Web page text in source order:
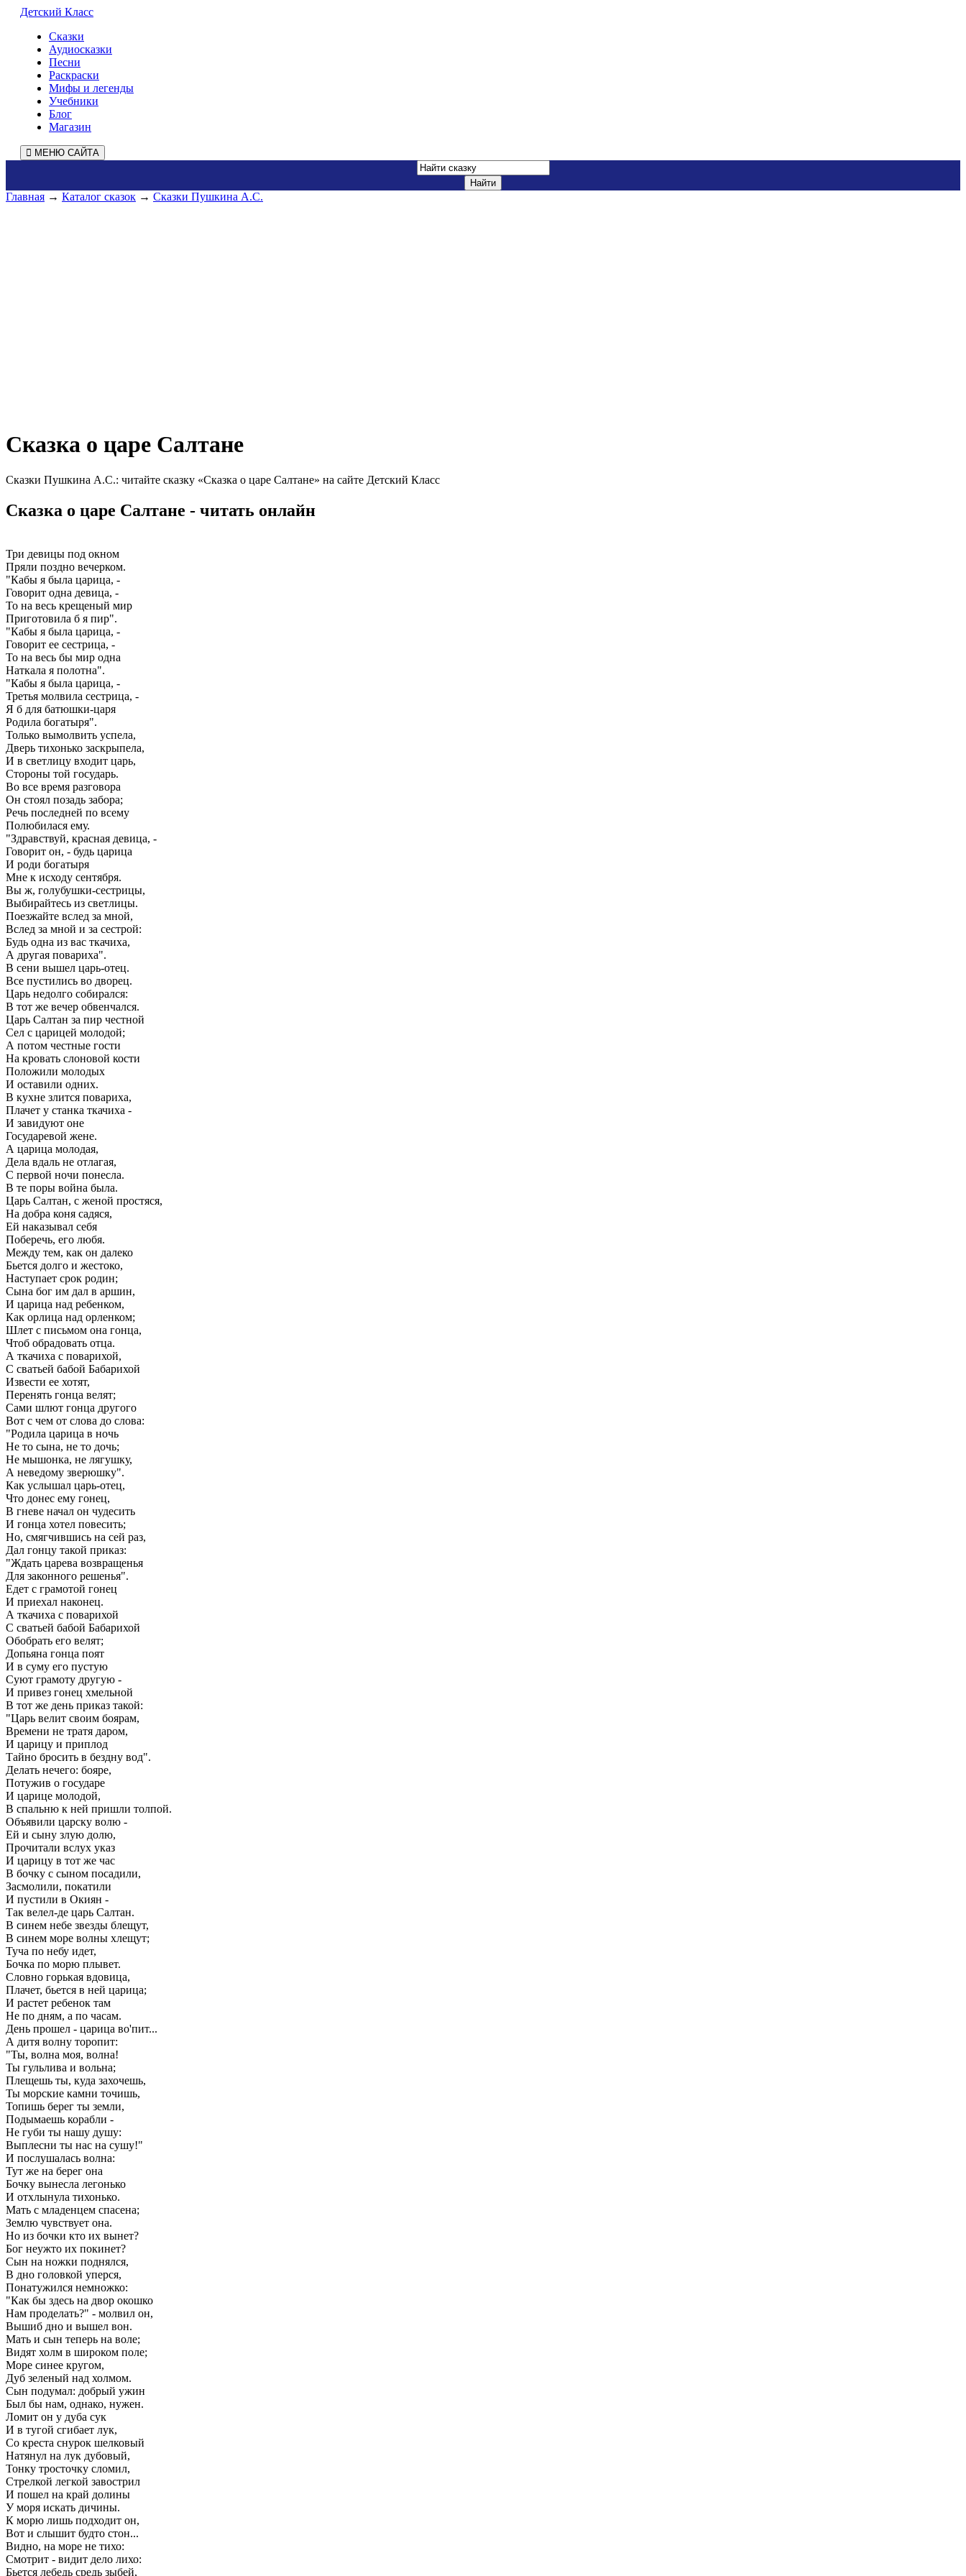
Детский Класс
Сказки
Аудиосказки
Песни
Раскраски
Мифы и легенды
Учебники
Блог
Магазин
МЕНЮ САЙТА
Главная → Каталог сказок → Сказки Пушкина А.С.
Сказка о царе Салтане
Сказки Пушкина А.С.: читайте сказку «Сказка о царе Салтане» на сайте Детский Класс
Сказка о царе Салтане - читать онлайн
Три девицы под окном
Пряли поздно вечерком.
"Кабы я была царица, -
Говорит одна девица, -
То на весь крещеный мир
Приготовила б я пир".
"Кабы я была царица, -
Говорит ее сестрица, -
То на весь бы мир одна
Наткала я полотна".
"Кабы я была царица, -
Третья молвила сестрица, -
Я б для батюшки-царя
Родила богатыря".
Только вымолвить успела,
Дверь тихонько заскрыпела,
И в светлицу входит царь,
Стороны той государь.
Во все время разговора
Он стоял позадь забора;
Речь последней по всему
Полюбилася ему.
"Здравствуй, красная девица, -
Говорит он, - будь царица
И роди богатыря
Мне к исходу сентября.
Вы ж, голубушки-сестрицы,
Выбирайтесь из светлицы.
Поезжайте вслед за мной,
Вслед за мной и за сестрой:
Будь одна из вас ткачиха,
А другая повариха".
В сени вышел царь-отец.
Все пустились во дворец.
Царь недолго собирался:
В тот же вечер обвенчался.
Царь Салтан за пир честной
Сел с царицей молодой;
А потом честные гости
На кровать слоновой кости
Положили молодых
И оставили одних.
В кухне злится повариха,
Плачет у станка ткачиха -
И завидуют оне
Государевой жене.
А царица молодая,
Дела вдаль не отлагая,
С первой ночи понесла.
В те поры война была.
Царь Салтан, с женой простяся,
На добра коня садяся,
Ей наказывал себя
Поберечь, его любя.
Между тем, как он далеко
Бьется долго и жестоко,
Наступает срок родин;
Сына бог им дал в аршин,
И царица над ребенком,
Как орлица над орленком;
Шлет с письмом она гонца,
Чтоб обрадовать отца.
А ткачиха с поварихой,
С сватьей бабой Бабарихой
Извести ее хотят,
Перенять гонца велят;
Сами шлют гонца другого
Вот с чем от слова до слова:
"Родила царица в ночь
Не то сына, не то дочь;
Не мышонка, не лягушку,
А неведому зверюшку".
Как услышал царь-отец,
Что донес ему гонец,
В гневе начал он чудесить
И гонца хотел повесить;
Но, смягчившись на сей раз,
Дал гонцу такой приказ:
"Ждать царева возвращенья
Для законного решенья".
Едет с грамотой гонец
И приехал наконец.
А ткачиха с поварихой
С сватьей бабой Бабарихой
Обобрать его велят;
Допьяна гонца поят
И в суму его пустую
Суют грамоту другую -
И привез гонец хмельной
В тот же день приказ такой:
"Царь велит своим боярам,
Времени не тратя даром,
И царицу и приплод
Тайно бросить в бездну вод".
Делать нечего: бояре,
Потужив о государе
И царице молодой,
В спальню к ней пришли толпой.
Объявили царску волю -
Ей и сыну злую долю,
Прочитали вслух указ
И царицу в тот же час
В бочку с сыном посадили,
Засмолили, покатили
И пустили в Окиян -
Так велел-де царь Салтан.
В синем небе звезды блещут,
В синем море волны хлещут;
Туча по небу идет,
Бочка по морю плывет.
Словно горькая вдовица,
Плачет, бьется в ней царица;
И растет ребенок там
Не по дням, а по часам.
День прошел - царица во'пит...
А дитя волну торопит:
"Ты, волна моя, волна!
Ты гульлива и вольна;
Плещешь ты, куда захочешь,
Ты морские камни точишь,
Топишь берег ты земли,
Подымаешь корабли -
Не губи ты нашу душу:
Выплесни ты нас на сушу!"
И послушалась волна:
Тут же на берег она
Бочку вынесла легонько
И отхлынула тихонько.
Мать с младенцем спасена;
Землю чувствует она.
Но из бочки кто их вынет?
Бог неужто их покинет?
Сын на ножки поднялся,
В дно головкой уперся,
Понатужился немножко:
"Как бы здесь на двор окошко
Нам проделать?" - молвил он,
Вышиб дно и вышел вон.
Мать и сын теперь на воле;
Видят холм в широком поле;
Море синее кругом,
Дуб зеленый над холмом.
Сын подумал: добрый ужин
Был бы нам, однако, нужен.
Ломит он у дуба сук
И в тугой сгибает лук,
Со креста снурок шелковый
Натянул на лук дубовый,
Тонку тросточку сломил,
Стрелкой легкой завострил
И пошел на край долины
У моря искать дичины.
К морю лишь подходит он,
Вот и слышит будто стон...
Видно, на море не тихо:
Смотрит - видит дело лихо:
Бьется лебедь средь зыбей,